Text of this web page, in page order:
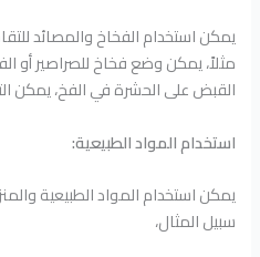
يمكن استخدام الفخاخ والمصائد
مثلاً، يمكن وضع فخاخ للصراصير أو
القبض على الحشرة في الفخ، يمكن
استخدام المواد الطبيعية:
يمكن استخدام المواد الطبيعية
سبيل المثال،